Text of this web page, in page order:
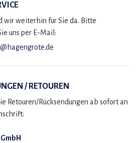
wir weiterhin für Sie da. Bitte
uns per E-Mail:
/ RETOUREN
Retouren/Rücksendungen ab sofort an